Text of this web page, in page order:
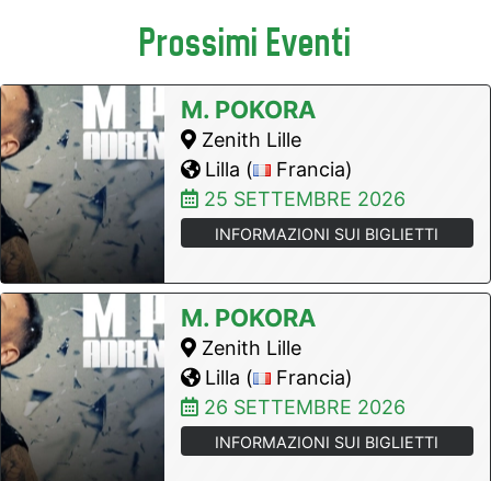
Prossimi Eventi
M. POKORA
Zenith Lille
Lilla (
Francia)
25 SETTEMBRE 2026
INFORMAZIONI SUI BIGLIETTI
M. POKORA
Zenith Lille
Lilla (
Francia)
26 SETTEMBRE 2026
INFORMAZIONI SUI BIGLIETTI